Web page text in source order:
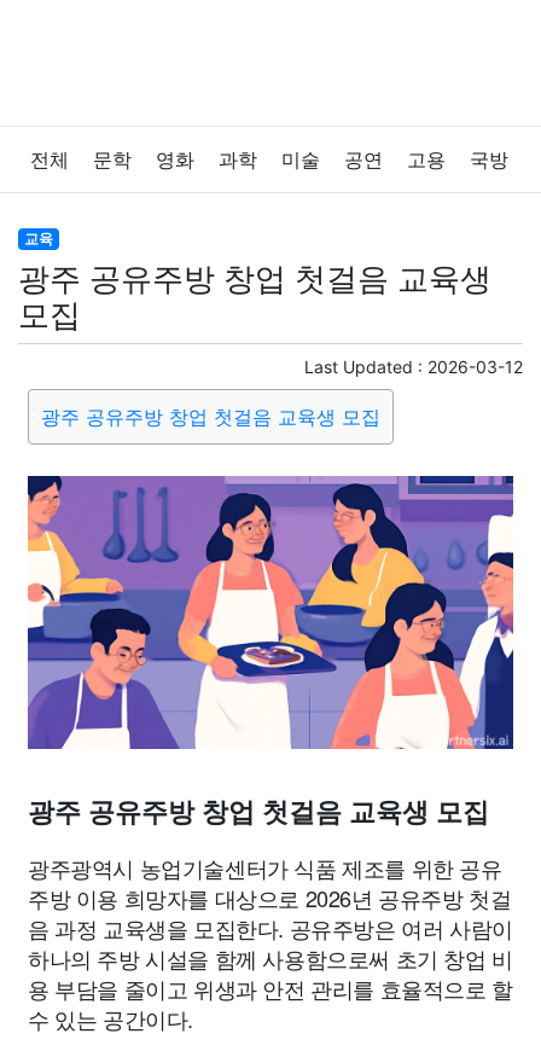
전체 문학 영화 과학 미술 공연 고용 국방
법률
보건 질병 가요 방송 일상 주식 암호화폐
반려동물 패션 미용
증권 인테리어 요리 상품리뷰 원예
게임 스포츠 대출 자동차 취미 여행
맛집 IT 컴퓨터 기술 사회 정치 건강
의료 의학 경제 부동산 외국어 교육
교통 생활
교육
광주 공유주방 창업 첫걸음 교육생
모집
Last Updated : 2026-03-12
광주 공유주방 창업 첫걸음 교육생 모집
광주 공유주방 창업 첫걸음 교육생 모집
광주광역시 농업기술센터가 식품 제조를 위한 공유
주방 이용 희망자를 대상으로 2026년 공유주방 첫걸
음 과정 교육생을 모집한다. 공유주방은 여러 사람이
하나의 주방 시설을 함께 사용함으로써 초기 창업 비
용 부담을 줄이고 위생과 안전 관리를 효율적으로 할
수 있는 공간이다.